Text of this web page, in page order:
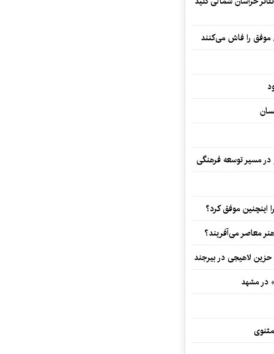
موفق را فاش می‌کنند
در مسیر توسعه فرهنگی
اینچنین موفق کرد؟
معاصر می‌آفریند؟
لاهیجی در بیرجند
در مشهد